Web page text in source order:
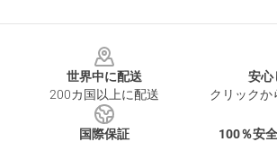
世界中に配送
200カ国以上に配送
安心
クリック
国際保証
100％安